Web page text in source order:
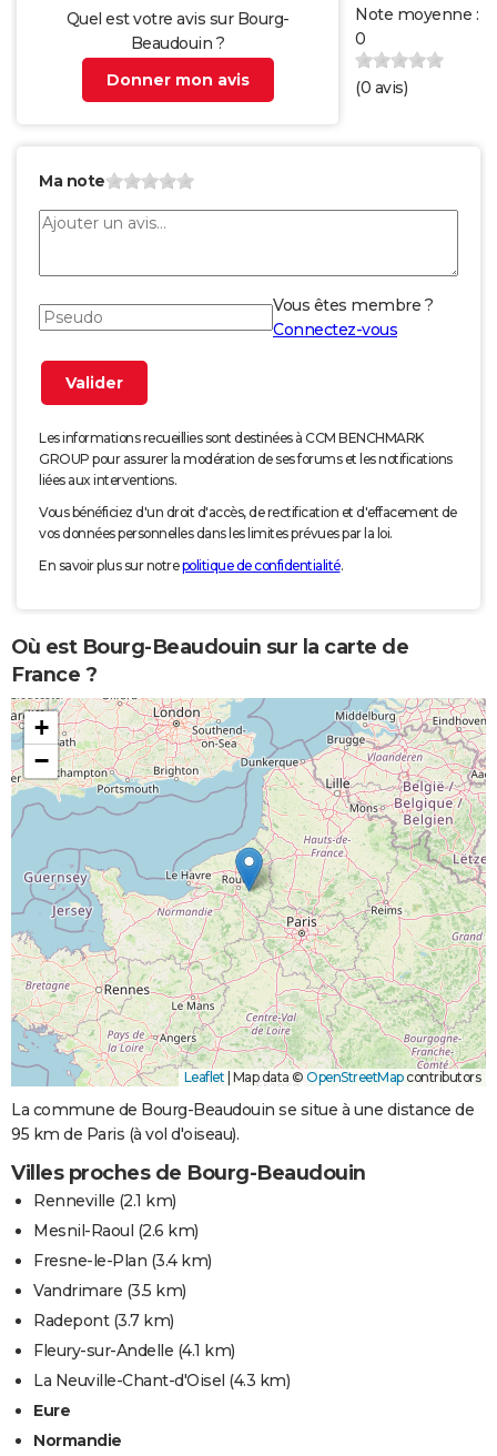
Quel est votre avis sur Bourg-
Beaudouin ?
Donner mon avis
Note moyenne :
0
(0 avis)
Ma note
Vous êtes membre ?
Connectez-vous
Les informations recueillies sont destinées à CCM BENCHMARK
GROUP pour assurer la modération de ses forums et les notifications
liées aux interventions.
Vous bénéficiez d'un droit d'accès, de rectification et d'effacement de
vos données personnelles dans les limites prévues par la loi.
En savoir plus sur notrepolitique de confidentialité.
Où est Bourg-Beaudouin sur la carte de
France ?
+
−
Leaflet Map data © OpenStreetMapcontributors
La commune de Bourg-Beaudouin se situe à une distance de
95 km de Paris (à vol d'oiseau).
Villes proches de Bourg-Beaudouin
Renneville (2.1 km)
Mesnil-Raoul (2.6 km)
Fresne-le-Plan (3.4 km)
Vandrimare (3.5 km)
Radepont(3.7 km)
Fleury-sur-Andelle (4.1 km)
La Neuville-Chant-d'Oisel (4.3 km)
Eure
Normandie